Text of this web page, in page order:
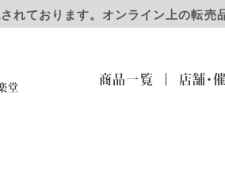
れております。オンライン上の転売
堂
商品一覧 店舗・